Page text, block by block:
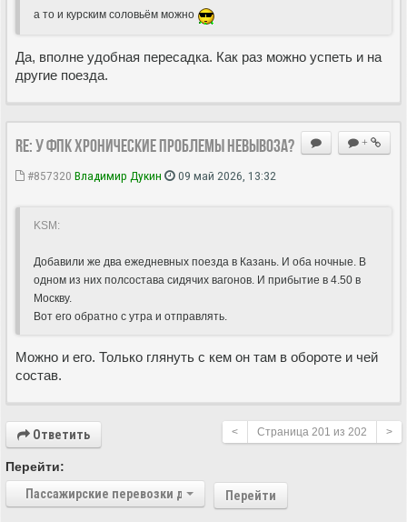
а то и курским соловьём можно
Да, вполне удобная пересадка. Как раз можно успеть и на
другие поезда.
+
Re: У ФПК хронические проблемы невывоза?
#857320 Владимир Дукин 09 май 2026, 13:32
KSM:
Добавили же два ежедневных поезда в Казань. И оба ночные. В
одном из них полсостава сидячих вагонов. И прибытие в 4.50 в
Москву.
Вот его обратно с утра и отправлять.
Можно и его. Только глянуть с кем он там в обороте и чей
состав.
Ответить < Страница 201 из 202 >
Перейти:
Пассажирские перевозки дальнего следования
Перейти